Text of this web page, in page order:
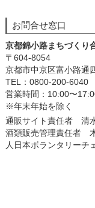
お問合せ窓口
京都錦小路まちづくり
〒604-8054
京都市中京区富小路通
TEL：0800-200-6040
営業時間：10:00〜
※年末年始を除く
通販サイト責任者 清
酒類販売管理責任者
人日本ボランタリーチ